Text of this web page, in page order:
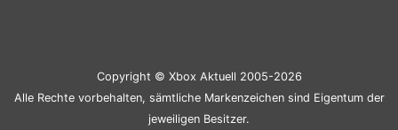
Copyright © Xbox Aktuell 2005-2026
Alle Rechte vorbehalten, sämtliche Markenzeichen sind Eigentum der
jeweiligen Besitzer.